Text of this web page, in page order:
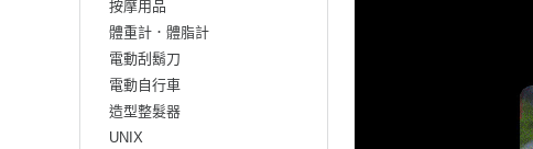
按摩用品
體重計．體脂計
電動刮鬍刀
電動自行車
造型整髮器
UNIX